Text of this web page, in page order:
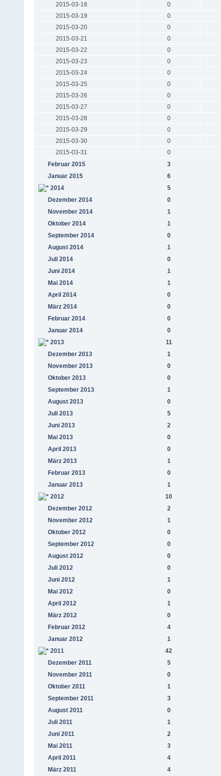
2015-03-18
0
2015-03-19
0
2015-03-20
0
2015-03-21
0
2015-03-22
0
2015-03-23
0
2015-03-24
0
2015-03-25
0
2015-03-26
0
2015-03-27
0
2015-03-28
0
2015-03-29
0
2015-03-30
0
2015-03-31
0
Februar 2015
3
Januar 2015
6
2014
5
Dezember 2014
0
November 2014
1
Oktober 2014
1
September 2014
0
August 2014
1
Juli 2014
0
Juni 2014
1
Mai 2014
1
April 2014
0
März 2014
0
Februar 2014
0
Januar 2014
0
2013
11
Dezember 2013
1
November 2013
0
Oktober 2013
0
September 2013
1
August 2013
0
Juli 2013
5
Juni 2013
2
Mai 2013
0
April 2013
0
März 2013
1
Februar 2013
0
Januar 2013
1
2012
10
Dezember 2012
2
November 2012
1
Oktober 2012
0
September 2012
0
August 2012
0
Juli 2012
0
Juni 2012
1
Mai 2012
0
April 2012
1
März 2012
0
Februar 2012
4
Januar 2012
1
2011
42
Dezember 2011
5
November 2011
0
Oktober 2011
1
September 2011
3
August 2011
0
Juli 2011
1
Juni 2011
2
Mai 2011
3
April 2011
4
März 2011
4